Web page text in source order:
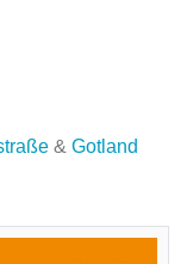
& Gotland